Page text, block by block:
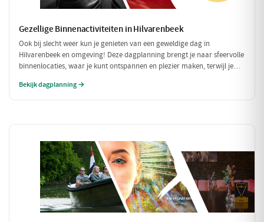
Gezellige Binnenactiviteiten in Hilvarenbeek
Ook bij slecht weer kun je genieten van een geweldige dag in
Hilvarenbeek en omgeving! Deze dagplanning brengt je naar sfeervolle
binnenlocaties, waar je kunt ontspannen en plezier maken, terwijl je
vrienden of familie!
Bekijk dagplanning →